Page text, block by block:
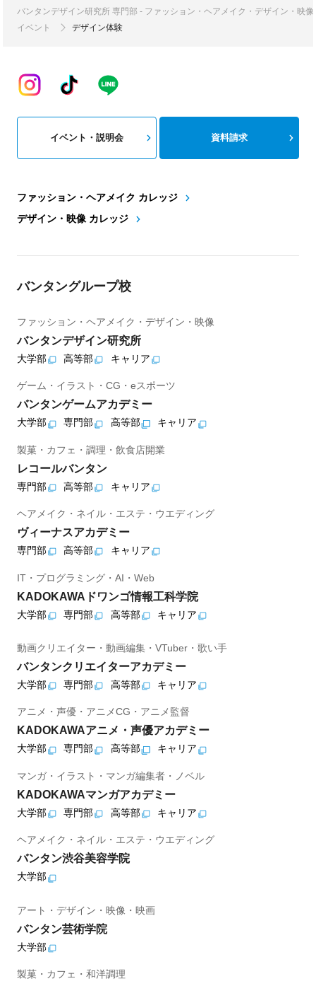
バンタンデザイン研究所 専門部 - ファッション・ヘアメイク・デザイン・映
イベント
デザイン体験
ファッション・ヘアメイク カレッジ
デザイン・映像 カレッジ
イベント・説明会 資料請求
バンタングループ校
ファッション・ヘアメイク・デザイン・映像
バンタンデザイン研究所
大学部 高等部 キャリア
ゲーム・イラスト・CG・eスポーツ
バンタンゲームアカデミー
大学部 専門部 高等部 キャリア
製菓・カフェ・調理・飲食店開業
レコールバンタン
専門部 高等部 キャリア
ヘアメイク・ネイル・エステ・ウエディング
ヴィーナスアカデミー
専門部 高等部 キャリア
IT・プログラミング・AI・Web
KADOKAWAドワンゴ情報工科学院
大学部 専門部 高等部 キャリア
動画クリエイター・動画編集・VTuber・歌い手
バンタンクリエイターアカデミー
大学部 専門部 高等部 キャリア
アニメ・声優・アニメCG・アニメ監督
KADOKAWAアニメ・声優アカデミー
大学部 専門部 高等部 キャリア
マンガ・イラスト・マンガ編集者・ノベル
KADOKAWAマンガアカデミー
大学部 専門部 高等部 キャリア
ヘアメイク・ネイル・エステ・ウエディング
バンタン渋谷美容学院
大学部
アート・デザイン・映像・映画
バンタン芸術学院
大学部
製菓・カフェ・和洋調理